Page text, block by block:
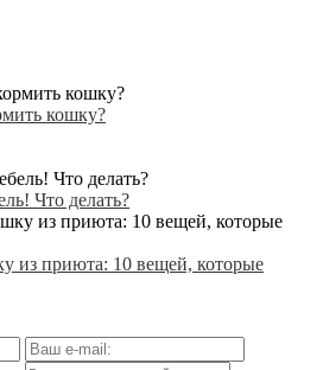
кошку?
Что делать?
из приюта: 10 вещей, которые